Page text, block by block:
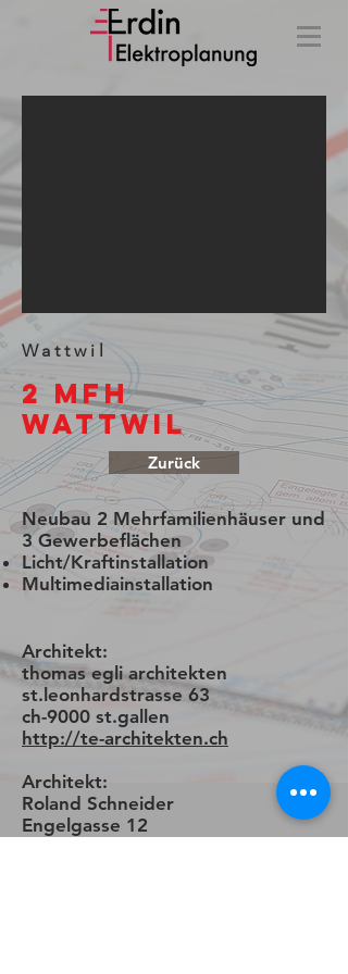
Wattwil
2 MFH
Wattwil
Zurück
Neubau 2 Mehrfamilienhäuser und
3 Gewerbeflächen
Licht/Kraftinstallation
Multimediainstallation
Architekt:
thomas egli architekten
st.leonhardstrasse 63
ch-9000 st.gallen
http://te-architekten.ch
Architekt:
Roland Schneider
Engelgasse 12